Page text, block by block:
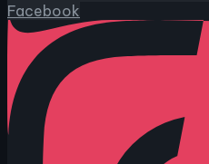
Facebook